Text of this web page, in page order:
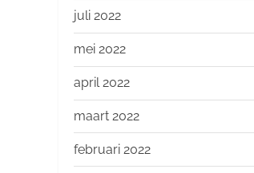
juli 2022
mei 2022
april 2022
maart 2022
februari 2022